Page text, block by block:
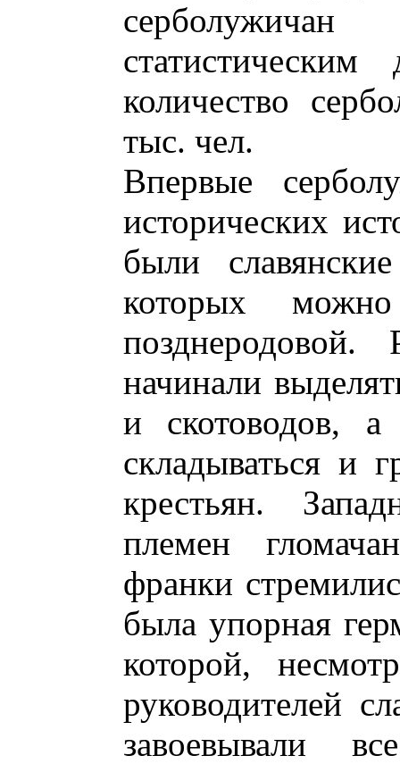
количество
тыс. чел.
Впервые
исторических
были
которых можно
начинали
и скотоводов,
складываться и
крестьян.
племен
франки
была упорная
которой,
руководителей
завоевывали